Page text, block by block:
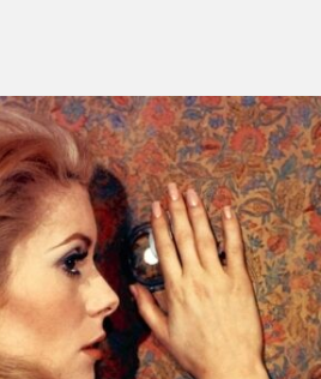
dos grandes filmes da
objecto de um
em 4K.